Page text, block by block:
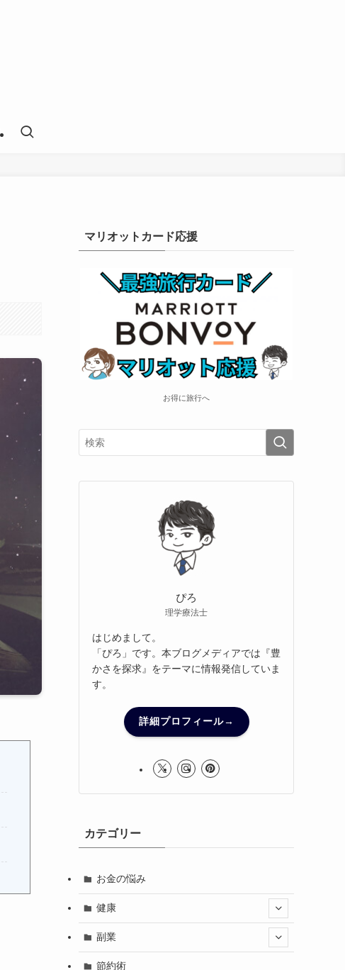
マリオットカード応援
お得に旅行へ
ぴろ
理学療法士
はじめまして。
「ぴろ」です。本ブログメディアでは『豊
かさを探求』をテーマに情報発信していま
す。
詳細プロフィール→
カテゴリー
お金の悩み
健康
副業
節約術